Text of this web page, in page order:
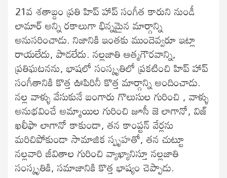
21వ శతాబ్దం ప్రతి హిప్ హాప్ సంగీత కారుని నుండీ
లామార్ అన్ని రకాలుగా భిన్నమైన మార్గాన్ని
అనుసరించాడు. నిజానికి ఇంతకు ముందెవ్వరూ ఇట్లా
రాయలేదు, పాడలేదు. నల్లజాతి ఆత్మగౌరవాన్ని,
ప్రతిఘటనను, భాషలో సంస్కృతిలో ప్రకటించి హిప్ హాప్
సంగీతానికి కొత్త ఊపిరినీ కొత్త మార్గాన్ని అందించాడు.
నల్ల వాళ్ళు వేసుకునే బంగారు గొలుసుల గురించి , వాళ్ళు
అనుభవించే అమ్మాయిల గురించి జూసీ జె లాగానో, విజ్
ఖలీఫా లాగానో కాకుండా, తన కాంప్టన్ వేర్లను
మరిచిపోకుండా సామాజిక స్పృహతో, తన చుట్టూ
నల్లవారి జీవితాల గురించి వ్యాఖ్యానిస్తూ నల్లజాతి
సంస్కృతికి, సమాజానికి కొత్త భాష్యం చెప్పాడు.